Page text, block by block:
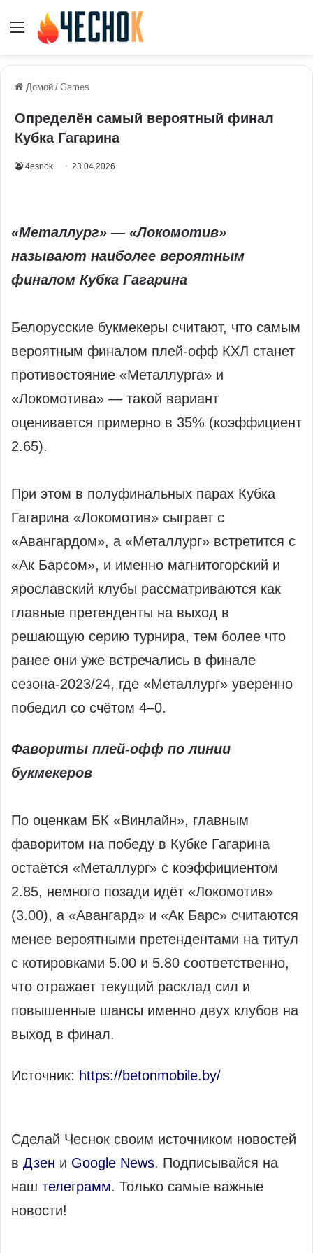
Меню
Домой / Games
Определён самый вероятный финал
Кубка Гагарина
4esnok 23.04.2026
«Металлург» — «Локомотив»
называют наиболее вероятным
финалом Кубка Гагарина
Белорусские букмекеры считают, что самым
вероятным финалом плей-офф КХЛ станет
противостояние «Металлурга» и
«Локомотива» — такой вариант
оценивается примерно в 35% (коэффициент
2.65).
При этом в полуфинальных парах Кубка
Гагарина «Локомотив» сыграет с
«Авангардом», а «Металлург» встретится с
«Ак Барсом», и именно магнитогорский и
ярославский клубы рассматриваются как
главные претенденты на выход в
решающую серию турнира, тем более что
ранее они уже встречались в финале
сезона-2023/24, где «Металлург» уверенно
победил со счётом 4–0.
Фавориты плей-офф по линии
букмекеров
По оценкам БК «Винлайн», главным
фаворитом на победу в Кубке Гагарина
остаётся «Металлург» с коэффициентом
2.85, немного позади идёт «Локомотив»
(3.00), а «Авангард» и «Ак Барс» считаются
менее вероятными претендентами на титул
с котировками 5.00 и 5.80 соответственно,
что отражает текущий расклад сил и
повышенные шансы именно двух клубов на
выход в финал.
Источник: https://betonmobile.by/
Сделай Чеснок своим источником новостей
в Дзен и Google News. Подписывайся на
наш телеграмм. Только самые важные
новости!